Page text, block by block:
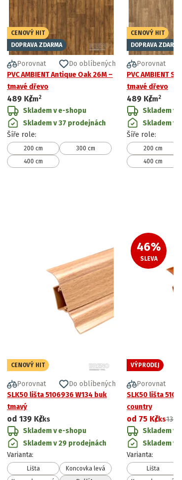
CENOVÝ HIT
DOPRAVA ZDARMA
Porovnat
Do oblíbených
PVC AMBIENT Antique Oak 26M –
tmavé dřevo
489 Kč
/m2
Skladem v e-shopu
Skladem v 37 prodejnách
Šíře role:
200 cm
300 cm
400 cm
CENOVÝ HIT
DOPRAVA ZDARMA
Porovnat
PVC AMBIENT
tmavé dřevo
489 Kč
/m2
Skladem v
Skladem v
Šíře role:
200 cm
400 cm
CENOVÝ HIT
Porovnat
Do oblíbených
SLK50 lišta 5106936 W134 buk
tmavý
od 139 Kč/ks
Skladem v e-shopu
Skladem v 29 prodejnách
Varianta:
Lišta
Koncovka levá
46%
SLEVA
VÝPRODEJ
Porovnat
SLK50 lišta
country
od 75 Kč/ks139
Skladem v
Skladem v
Varianta:
Lišta